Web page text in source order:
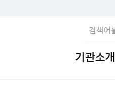
기관소개